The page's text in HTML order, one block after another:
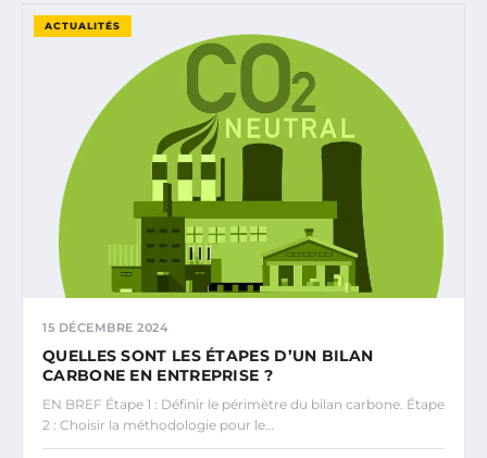
ACTUALITÉS
15 DÉCEMBRE 2024
QUELLES SONT LES ÉTAPES D’UN BILAN
CARBONE EN ENTREPRISE ?
EN BREF Étape 1 : Définir le périmètre du bilan carbone. Étape
2 : Choisir la méthodologie pour le…